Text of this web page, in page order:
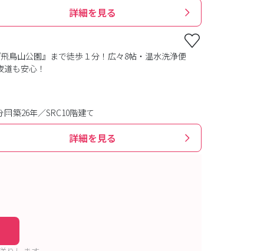
詳細を見る
鳥山公園』まで徒歩１分！広々8帖・温水洗浄便
も安心！
築26年／SRC10階建て
詳細を見る